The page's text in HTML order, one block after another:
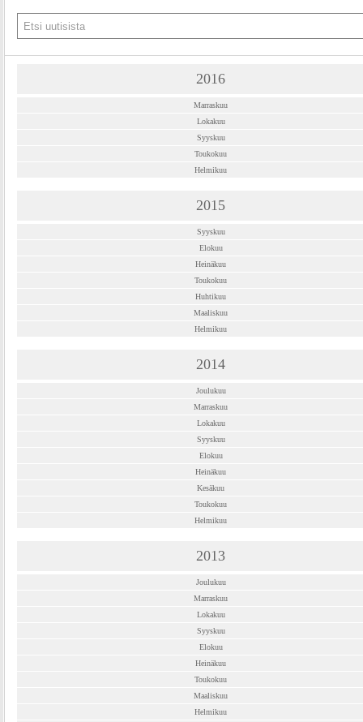
2016
Marraskuu
Lokakuu
Syyskuu
Toukokuu
Helmikuu
2015
Syyskuu
Elokuu
Heinäkuu
Toukokuu
Huhtikuu
Maaliskuu
Helmikuu
2014
Joulukuu
Marraskuu
Lokakuu
Syyskuu
Elokuu
Heinäkuu
Kesäkuu
Toukokuu
Helmikuu
2013
Joulukuu
Marraskuu
Lokakuu
Syyskuu
Elokuu
Heinäkuu
Toukokuu
Maaliskuu
Helmikuu